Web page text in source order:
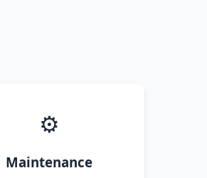
⚙️
Maintenance